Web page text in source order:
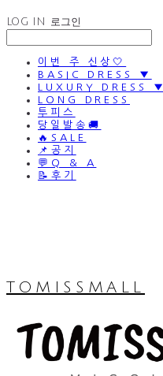
LOG IN 로그인
이번 주 신상🤍
BASIC DRESS ▼
LUXURY DRESS ▼
LONG DRESS
투피스
당일발송🚚
🔥SALE
📌공지
💬Q & A
📝후기
TOMISSMALL